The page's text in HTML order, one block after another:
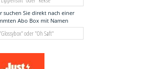
suchen Sie direkt nach einer
Abo Box mit Namen